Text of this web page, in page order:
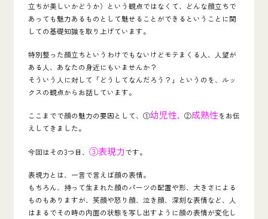
立ちが美しいかどうか）という観点ではなくて、どんな顔立ちで
あっても魅力あるものとして魅せることができるということに関
しての基礎知識を取り上げています。
特別整った顔立ちというわけでもないけどモテまくる人、人望が
ある人、あなたの身近にもいませんか？
そういう人に対して 「どうしてなんだろう？」 というのを、ルッ
クスの観点からお話しています。
ここまでで顔の魅力の要因として、①幼児性、②成熟性をお伝
えしてきました。
今回はその3つ目、 ③表現力です。
表現力とは、一言で言えば顔の表情。
もちろん、持って生まれた顔のパーツの配置や形、大きさによる
ものもありますが、笑顔や怒り顔、泣き顔、深刻な表情など、人
はまるでその時の内面の状態を写し出すように顔の表情が変化し